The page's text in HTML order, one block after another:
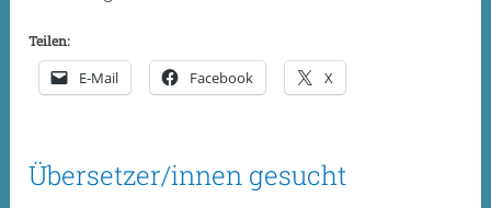
Teilen:
E-Mail Facebook X
Übersetzer/innen gesucht